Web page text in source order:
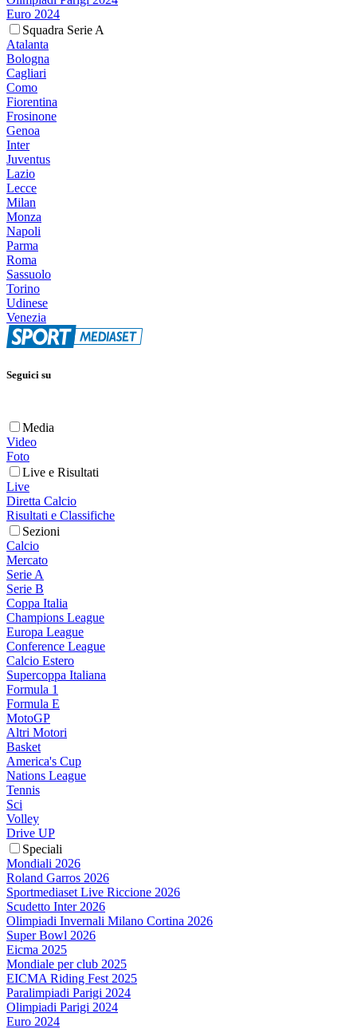
Euro 2024
Squadra Serie A
Atalanta
Bologna
Cagliari
Como
Fiorentina
Frosinone
Genoa
Inter
Juventus
Lazio
Lecce
Milan
Monza
Napoli
Parma
Roma
Sassuolo
Torino
Udinese
Venezia
Seguici su
Media
Video
Foto
Live e Risultati
Live
Diretta Calcio
Risultati e Classifiche
Sezioni
Calcio
Mercato
Serie A
Serie B
Coppa Italia
Champions League
Europa League
Conference League
Calcio Estero
Supercoppa Italiana
Formula 1
Formula E
MotoGP
Altri Motori
Basket
America's Cup
Nations League
Tennis
Sci
Volley
Drive UP
Speciali
Mondiali 2026
Roland Garros 2026
Sportmediaset Live Riccione 2026
Scudetto Inter 2026
Olimpiadi Invernali Milano Cortina 2026
Super Bowl 2026
Eicma 2025
Mondiale per club 2025
EICMA Riding Fest 2025
Paralimpiadi Parigi 2024
Olimpiadi Parigi 2024
Euro 2024